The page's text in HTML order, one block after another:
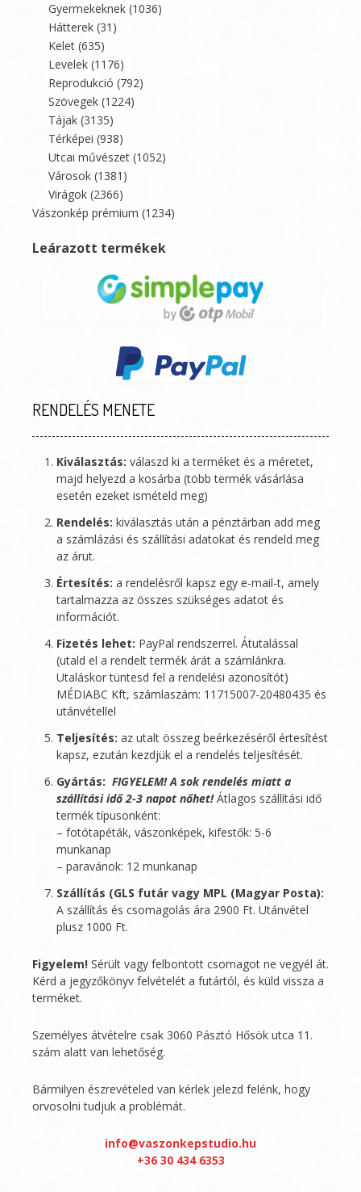
Gyermekeknek (1036)
Hátterek (31)
Kelet (635)
Levelek (1176)
Reprodukció (792)
Szövegek (1224)
Tájak (3135)
Térképei (938)
Utcai művészet (1052)
Városok (1381)
Virágok (2366)
Vászonkép prémium (1234)
Leárazott termékek
RENDELÉS MENETE
Kiválasztás: válaszd ki a terméket és a méretet,
majd helyezd a kosárba (több termék vásárlása
esetén ezeket ismételd meg)
Rendelés: kiválasztás után a pénztárban add meg
a számlázási és szállítási adatokat és rendeld meg
az árut.
Értesítés: a rendelésről kapsz egy e-mail-t, amely
tartalmazza az összes szükséges adatot és
információt.
Fizetés lehet: PayPal rendszerrel. Átutalással
(utald el a rendelt termék árát a számlánkra.
Utaláskor tüntesd fel a rendelési azonosítót)
MÉDIABC Kft, számlaszám: 11715007-20480435 és
utánvétellel
Teljesítés: az utalt összeg beérkezéséről értesítést
kapsz, ezután kezdjük el a rendelés teljesítését.
Gyártás: FIGYELEM! A sok rendelés miatt a
szállítási idő 2-3 napot nőhet!Átlagos szállítási idő
termék típusonként:
– fotótapéták, vászonképek, kifestők: 5-6
munkanap
– paravánok: 12 munkanap
Szállítás (GLS futár vagy MPL (Magyar Posta):
A szállítás és csomagolás ára 2900 Ft. Utánvétel
plusz 1000 Ft.
Figyelem! Sérült vagy felbontott csomagot ne vegyél át.
Kérd a jegyzőkönyv felvételét a futártól, és küld vissza a
terméket.
Személyes átvételre csak 3060 Pásztó Hősök utca 11.
szám alatt van lehetőség.
Bármilyen észrevételed van kérlek jelezd felénk, hogy
orvosolni tudjuk a problémát.
info@vaszonkepstudio.hu
+36 30 434 6353